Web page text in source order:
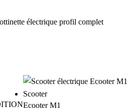
Scooter
Ecooter M1